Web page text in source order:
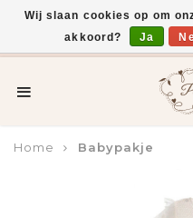
Voor 15:00 uur
Home Babypakje
Wij slaan cookies op om
akkoord?
Ja